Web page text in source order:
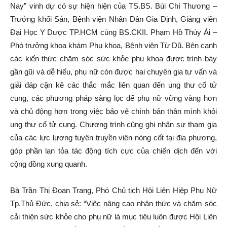
Nay” vinh dự có sự hiện hiện của TS.BS. Bùi Chí Thương –
Trưởng khối Sản, Bệnh viện Nhân Dân Gia Định, Giảng viên
Đại Học Y Dược TP.HCM cùng BS.CKII. Phạm Hồ Thúy Ái –
Phó trưởng khoa khám Phụ khoa, Bệnh viện Từ Dũ. Bên cạnh
các kiến thức chăm sóc sức khỏe phụ khoa được trình bày
gần gũi và dễ hiểu, phụ nữ còn được hai chuyên gia tư vấn và
giải đáp cặn kẽ các thắc mắc liên quan đến ung thư cổ tử
cung, các phương pháp sàng lọc để phụ nữ vững vàng hơn
và chủ động hơn trong việc bảo vệ chính bản thân mình khỏi
ung thư cổ tử cung. Chương trình cũng ghi nhận sự tham gia
của các lực lượng tuyên truyền viên nòng cốt tại địa phương,
góp phần lan tỏa tác động tích cực của chiến dịch đến với
cộng đồng xung quanh.
Bà Trần Thị Đoan Trang, Phó Chủ tịch Hội Liên Hiệp Phụ Nữ
Tp.Thủ Đức, chia sẻ: “Việc nâng cao nhận thức và chăm sóc
cải thiện sức khỏe cho phụ nữ là mục tiêu luôn được Hội Liên